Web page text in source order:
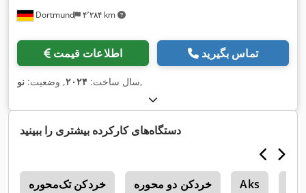
Dortmund ۴٬۲۸۴ km
اطلاعات قیمت تماس بگیرید
سال ساخت: ۲۰۲۴, وضعیت: نو ,
دستگاه‌های کارکرده بیشتری را ببینید
خردکن تک‌محوره خردکن دو محوره Aks